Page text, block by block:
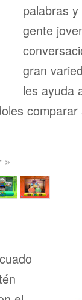
palabras
gente
gran
les ayuda
»